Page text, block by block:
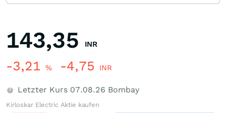
143,35 INR
-3,21 % -4,75 INR
Letzter Kurs 07.08.26 Bombay
Kirloskar Electric Aktie kaufen